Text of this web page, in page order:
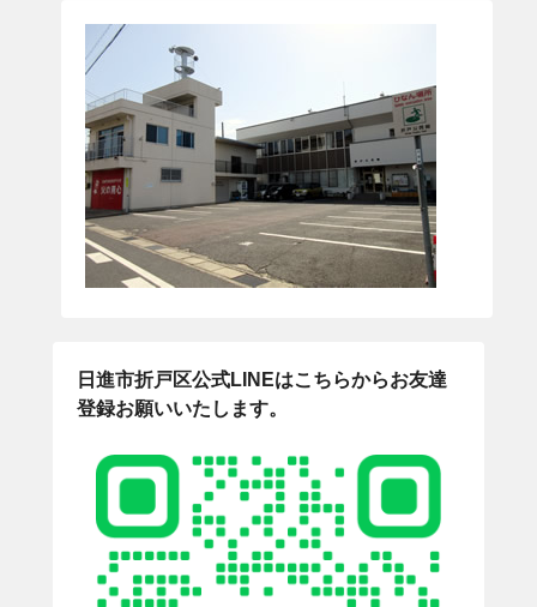
日進市折戸区公式LINEはこちらからお友達
登録お願いいたします。